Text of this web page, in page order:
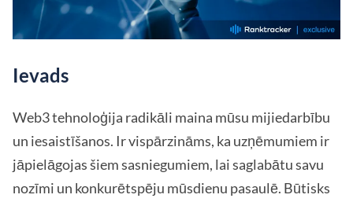
Ievads
Web3 tehnoloģija radikāli maina mūsu mijiedarbību
un iesaistīšanos. Ir vispārzināms, ka uzņēmumiem ir
jāpielāgojas šiem sasniegumiem, lai saglabātu savu
nozīmi un konkurētspēju mūsdienu pasaulē. Būtisks